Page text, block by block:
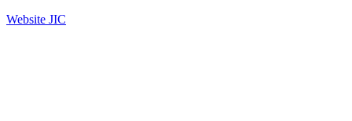
Website JIC